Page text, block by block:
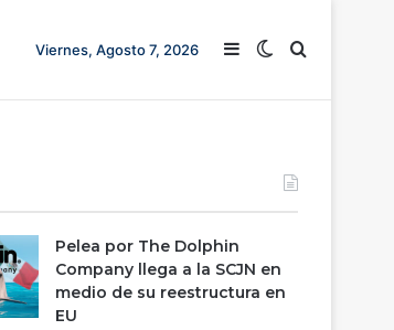
Viernes, Agosto 7, 2026 Barra lateral
Switch skin
Buscar
Pelea por The Dolphin
Company llega a la SCJN en
medio de su reestructura en
EU